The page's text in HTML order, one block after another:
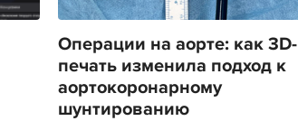
Операции на аорте: как 3D-
печать изменила подход к
аортокоронарному
шунтированию